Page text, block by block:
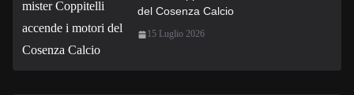
del Cosenza Calcio
15 Luglio 2026